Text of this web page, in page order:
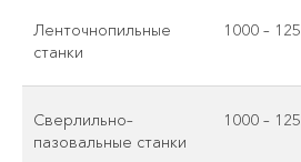
Ленточнопильные
станки
1000 –
Сверлильно–
пазовальные станки
1000 –